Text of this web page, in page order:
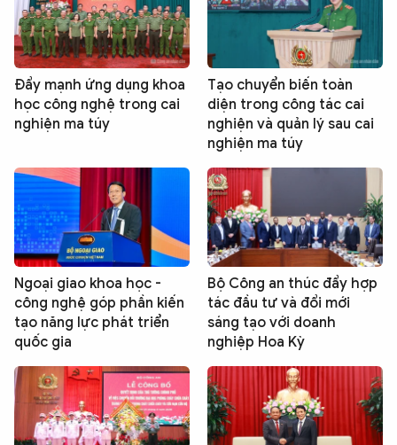
Đẩy mạnh ứng dụng khoa
học công nghệ trong cai
nghiện ma túy
Tạo chuyển biến toàn
diện trong công tác cai
nghiện và quản lý sau cai
nghiện ma túy
Ngoại giao khoa học -
công nghệ góp phần kiến
tạo năng lực phát triển
quốc gia
Bộ Công an thúc đẩy hợp
tác đầu tư và đổi mới
sáng tạo với doanh
nghiệp Hoa Kỳ